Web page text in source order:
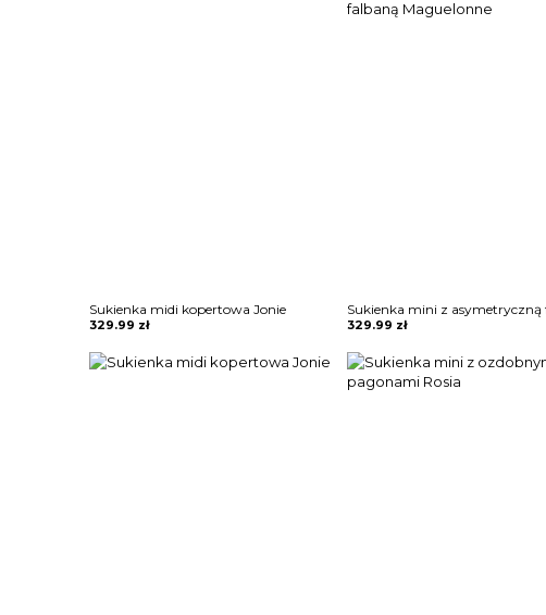
Sukienka midi kopertowa Jonie
329.99 zł 329.99 zł